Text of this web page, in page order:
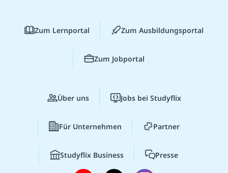
Zum Lernportal Zum Ausbildungsportal
Zum Jobportal
Über uns Jobs bei Studyflix
Für Unternehmen Partner
Studyflix Business Presse